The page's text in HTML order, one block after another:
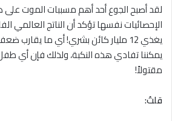
لقد أصبح الجوع أحد أهم مسببات الموت
الإحصائيات نفسها تؤكد أن الناتج العالمي
يغذي 12 مليار كائن بشري! أي ما يقارب
يمكننا تفادي هذه النكبة، ولذلك فإن أي
مقتولاً!
قلتُ: